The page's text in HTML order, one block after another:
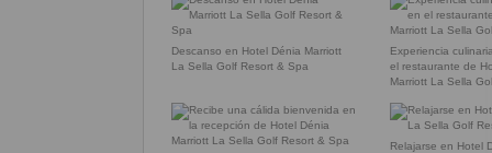
Descanso en Hotel Dénia Marriott
La Sella Golf Resort & Spa
Experiencia
el restaurante de
Marriott La Sella
Relajarse en Hotel